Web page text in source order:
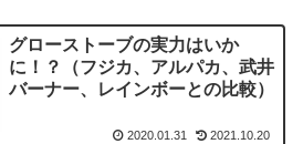
グローストーブの実力はいか
に！？（フジカ、アルパカ、武井
バーナー、レインボーとの比較）
2020.01.31 2021.10.20